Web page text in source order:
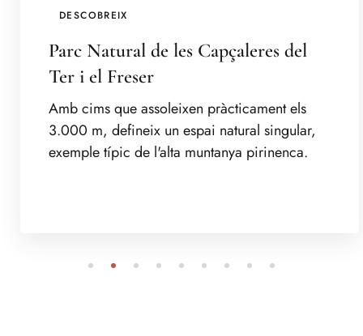
DESCOBREIX
Parc Natural de les Capçaleres del
Ter i el Freser
Amb cims que assoleixen pràcticament els
3.000 m, defineix un espai natural singular,
exemple típic de l'alta muntanya pirinenca.